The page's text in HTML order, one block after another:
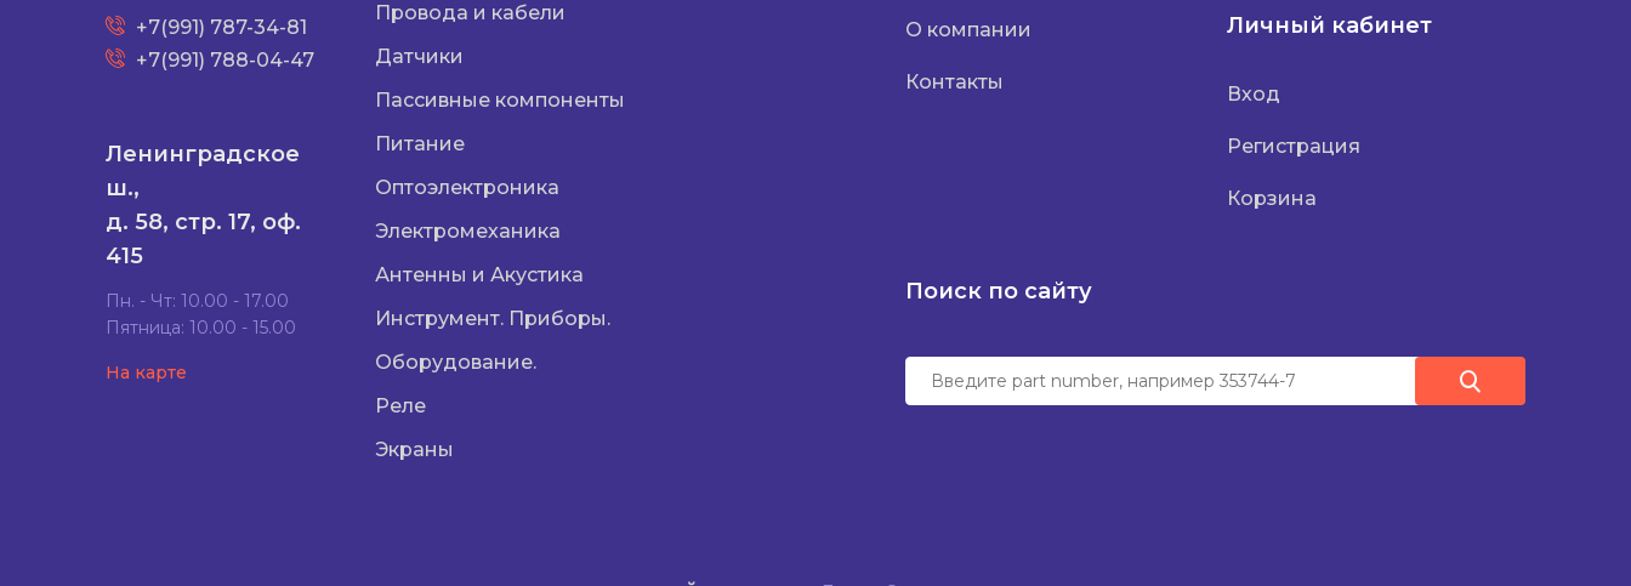
+7(991) 787-34-81
+7(991) 788-04-47
Ленинградское
ш.,
д. 58, стр. 17, оф.
415
Пн. - Чт: 10.00 - 17.00
Пятница: 10.00 - 15.00
На карте
Провода и кабели
Датчики
Пассивные компоненты
Питание
Оптоэлектроника
Электромеханика
Антенны и Акустика
Инструмент. Приборы.
Оборудование.
Реле
Экраны
О компании
Контакты
Личный кабинет
Вход
Регистрация
Корзина
Поиск по сайту